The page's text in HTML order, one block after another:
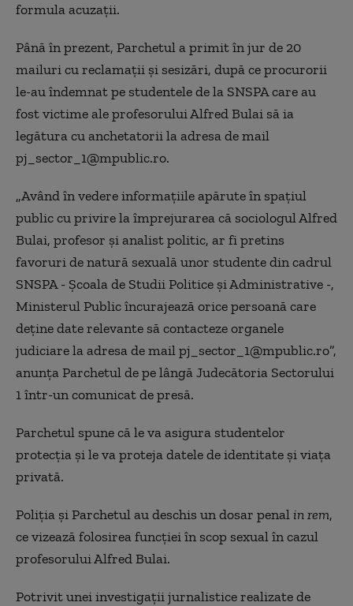
formula acuzaţii.
Până în prezent, Parchetul a primit în jur de 20
mailuri cu reclamaţii şi sesizări, după ce procurorii
le-au îndemnat pe studentele de la SNSPA care au
fost victime ale profesorului Alfred Bulai să ia
legătura cu anchetatorii la adresa de mail
pj_sector_1@mpublic.ro.
„Având în vedere informaţiile apărute în spaţiul
public cu privire la împrejurarea că sociologul Alfred
Bulai, profesor şi analist politic, ar fi pretins
favoruri de natură sexuală unor studente din cadrul
SNSPA - Şcoala de Studii Politice şi Administrative -,
Ministerul Public încurajează orice persoană care
deţine date relevante să contacteze organele
judiciare la adresa de mail pj_sector_1@mpublic.ro”,
anunţa Parchetul de pe lângă Judecătoria Sectorului
1 într-un comunicat de presă.
Parchetul spune că le va asigura studentelor
protecţia şi le va proteja datele de identitate şi viaţa
privată.
Poliţia şi Parchetul au deschis un dosar penalin rem,
ce vizează folosirea funcţiei în scop sexual în cazul
profesorului Alfred Bulai.
Potrivit unei investigaţii jurnalistice realizate de